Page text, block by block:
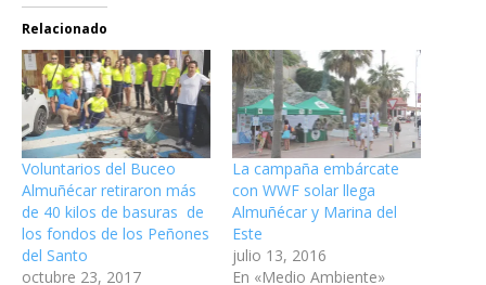
Relacionado
Voluntarios del Buceo
Almuñécar retiraron más
de 40 kilos de basuras de
los fondos de los Peñones
del Santo
octubre 23, 2017
La campaña embárcate
con WWF solar llega
Almuñécar y Marina del
Este
julio 13, 2016
En «Medio Ambiente»